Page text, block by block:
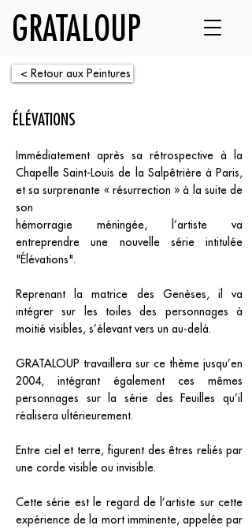
GRATALOUP
< Retour aux Peintures
ÉLÉVATIONS
Immédiatement après sa rétrospective à la
Chapelle Saint-Louis de la Salpêtrière à Paris,
et sa surprenante « résurrection » à la suite de
son
hémorragie méningée, l’artiste va
entreprendre une nouvelle série intitulée
"Élévations".
Reprenant la matrice des Genèses, il va
intégrer sur les toiles des personnages à
moitié visibles, s’élevant vers un au-delà.
GRATALOUP travaillera sur ce thème jusqu’en
2004, intégrant également ces mêmes
personnages sur la série des Feuilles qu’il
réalisera ultérieurement.
Entre ciel et terre, figurent des êtres reliés par
une corde visible ou invisible.
Cette série est le regard de l’artiste sur cette
expérience de la mort imminente, appelée par